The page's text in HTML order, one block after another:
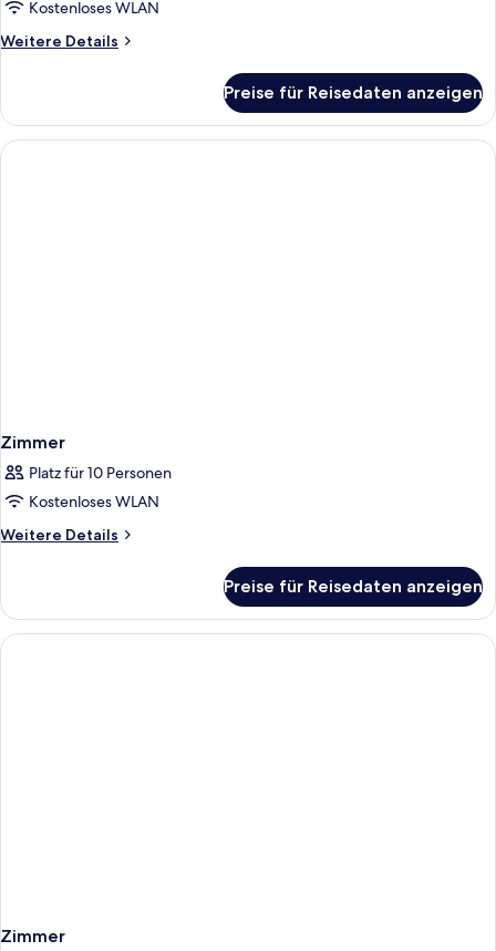
Nichtraucher
anzeigen
Kostenloses WLAN
Weitere Details
Weitere
Zimmer,
Nichtraucher
Preise für Reisedaten anzeigen
Zimmer
Platz für 10 Personen
Kostenloses WLAN
Weitere Details
Weitere
Preise für Reisedaten anzeigen
Zimmer